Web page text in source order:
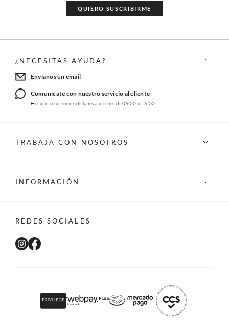
QUIERO SUSCRIBIRME
¿NECESITAS AYUDA?
Envíanos un email
Comunícate con nuestro servicio al cliente
Horario de atención de lunes a viernes de 09:00 a 16:00
TRABAJA CON NOSOTROS
INFORMACIÓN
REDES SOCIALES